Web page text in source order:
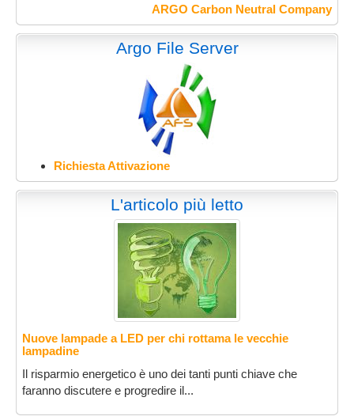
ARGO Carbon Neutral Company
Argo File Server
Richiesta Attivazione
L'articolo più letto
Nuove lampade a LED per chi rottama le vecchie
lampadine
Il risparmio energetico è uno dei tanti punti chiave che
faranno discutere e progredire il...